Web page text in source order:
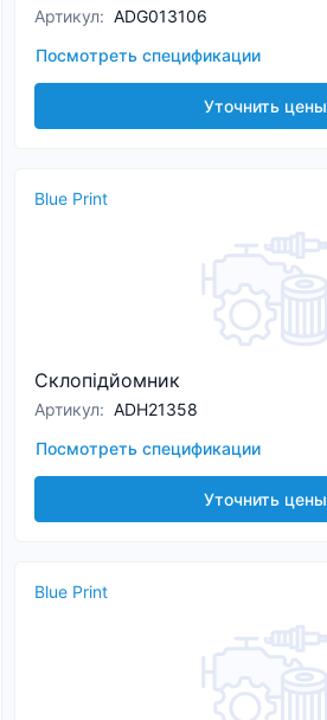
Артикул: ADG013106
Посмотреть спецификации
Уточнить цены
Blue Print
Склопідйомник
Артикул: ADH21358
Посмотреть спецификации
Уточнить цены
Blue Print